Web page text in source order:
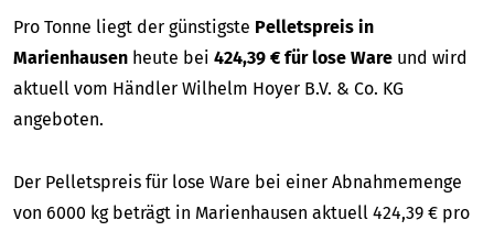
Pro Tonne liegt der günstigste Pelletspreis in
Marienhausen heute bei 424,39 € für lose Ware und wird
aktuell vom Händler Wilhelm Hoyer B.V. & Co. KG
angeboten.
Der Pelletspreis für lose Ware bei einer Abnahmemenge
von 6000 kg beträgt in Marienhausen aktuell 424,39 € pro